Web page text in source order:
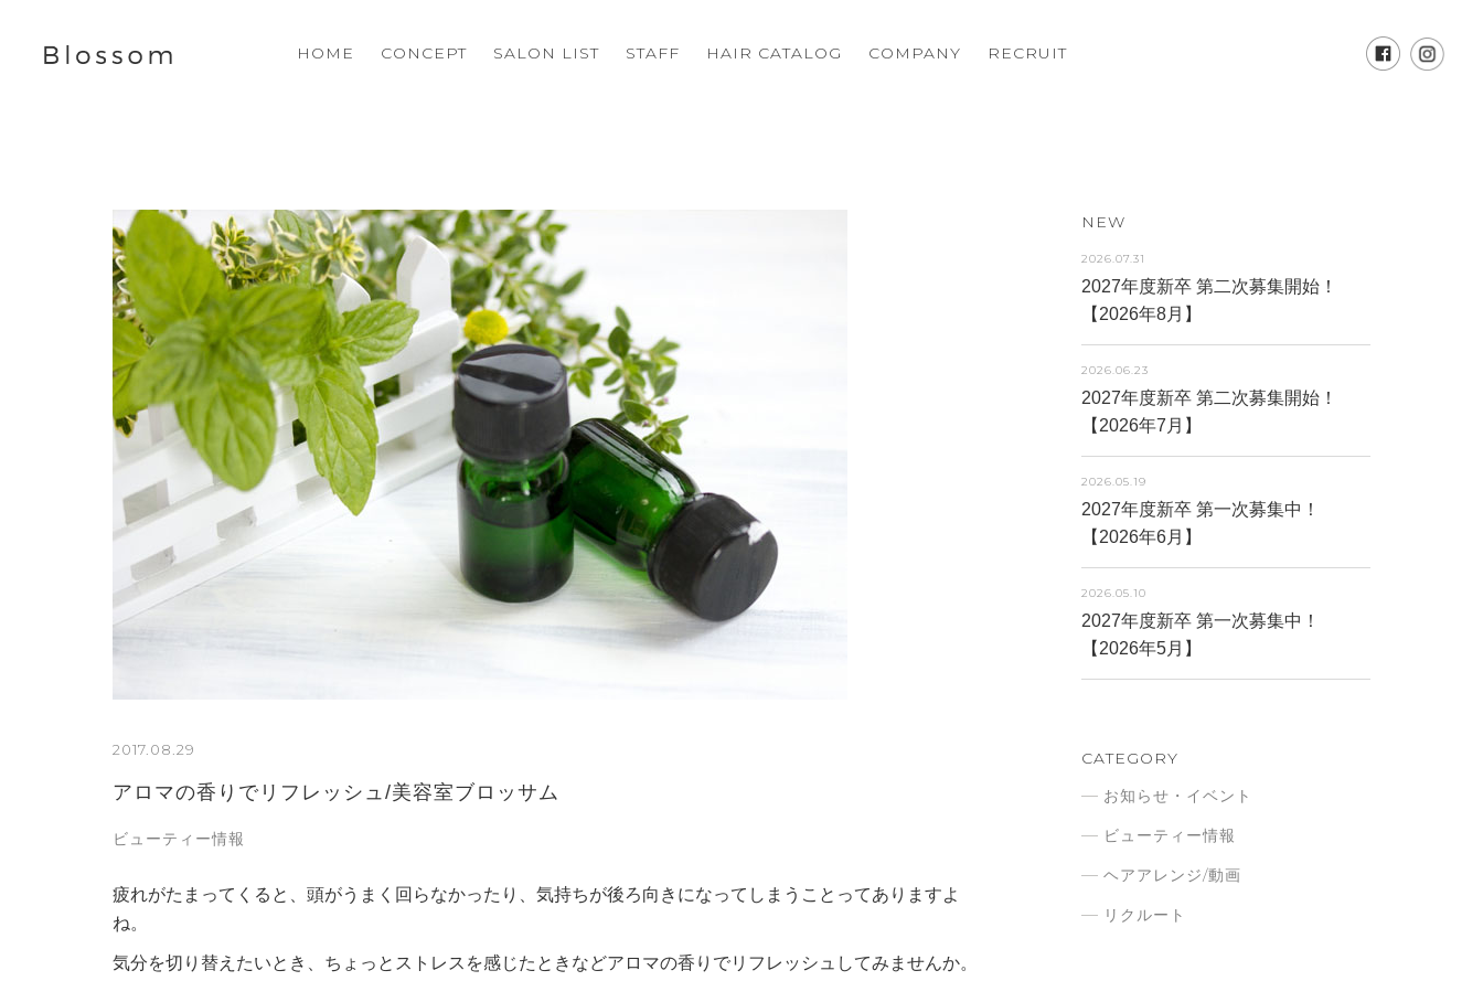
HOME CONCEPT SALON LIST STAFF HAIR CATALOG COMPANY RECRUIT
2017.08.29
アロマの香りでリフレッシュ/美容室ブロッサム
ビューティー情報
疲れがたまってくると、頭がうまく回らなかったり、気持ちが後ろ向きになってしまうことってありますよ
ね。
気分を切り替えたいとき、ちょっとストレスを感じたときなどアロマの香りでリフレッシュしてみませんか。
NEW
2026.07.31
2027年度新卒 第二次募集開始！
【2026年8月】
2026.06.23
2027年度新卒 第二次募集開始！
【2026年7月】
2026.05.19
2027年度新卒 第一次募集中！
【2026年6月】
2026.05.10
2027年度新卒 第一次募集中！
【2026年5月】
CATEGORY
お知らせ・イベント
ビューティー情報
ヘアアレンジ/動画
リクルート